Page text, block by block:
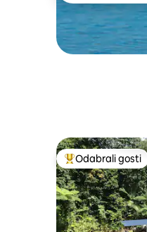
Među najviše
Odabrali gosti